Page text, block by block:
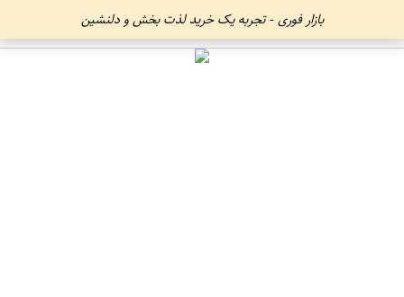
بازار فوری - تجربه یک خرید لذت بخش و دلنشین